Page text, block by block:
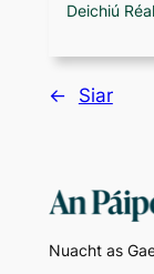
Deichiú
← Siar
Nuacht as